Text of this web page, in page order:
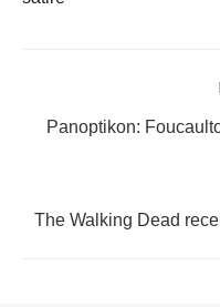
objava
Previous
Panoptikon:
Next
The Walking Dead